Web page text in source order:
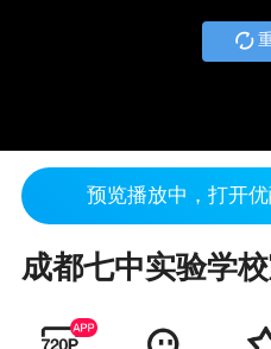
预览播放中，打开
成都七中实验学